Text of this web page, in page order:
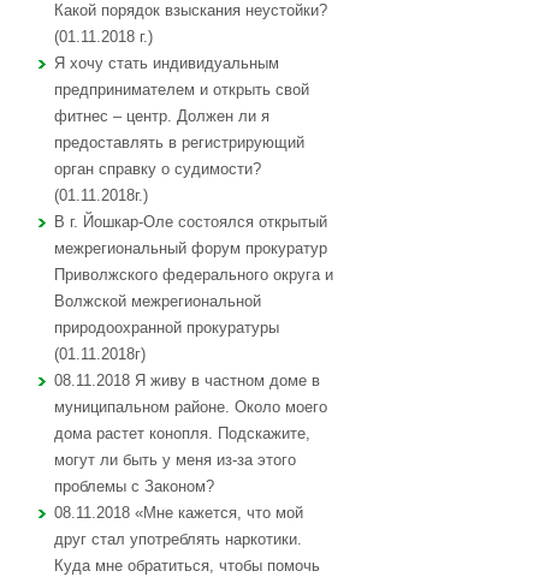
Какой порядок взыскания неустойки?
(01.11.2018 г.)
Я хочу стать индивидуальным
предпринимателем и открыть свой
фитнес – центр. Должен ли я
предоставлять в регистрирующий
орган справку о судимости?
(01.11.2018г.)
В г. Йошкар-Оле состоялся открытый
межрегиональный форум прокуратур
Приволжского федерального округа и
Волжской межрегиональной
природоохранной прокуратуры
(01.11.2018г)
08.11.2018 Я живу в частном доме в
муниципальном районе. Около моего
дома растет конопля. Подскажите,
могут ли быть у меня из-за этого
проблемы с Законом?
08.11.2018 «Мне кажется, что мой
друг стал употреблять наркотики.
Куда мне обратиться, чтобы помочь